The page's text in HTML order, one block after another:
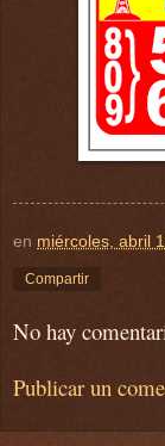
en miércoles, abril
Compartir
No hay
Publicar un